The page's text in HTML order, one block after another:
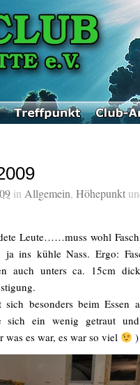
in Allgemein, Höhepunkt
Leute……muss wohl
ja ins kühle Nass. Ergo:
auch unters ca. 15cm
besonders beim Essen
sich ein wenig getraut
es war, es war so viel
)